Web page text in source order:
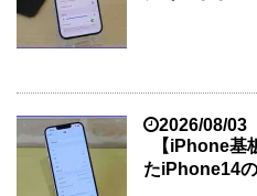
2026/08/03
【iPhone基
たiPhone14